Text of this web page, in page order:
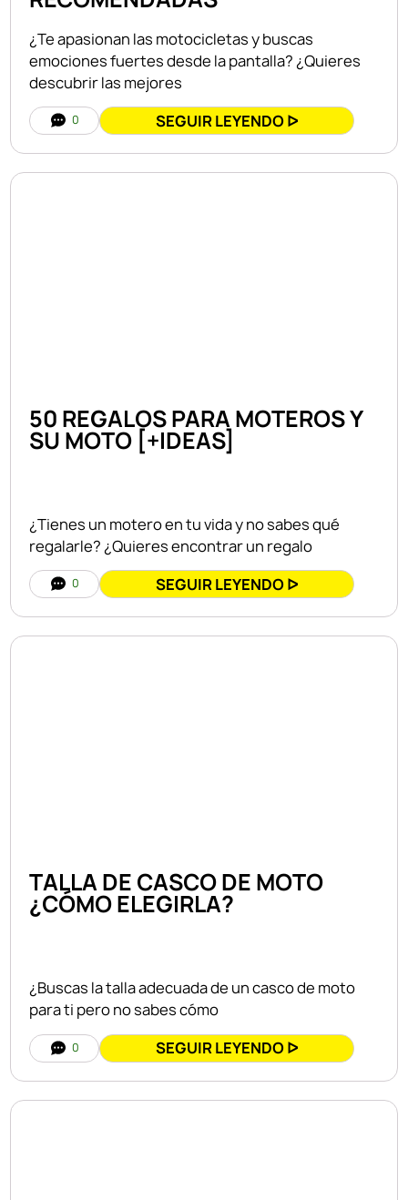
¿Te apasionan las motocicletas y buscas
emociones fuertes desde la pantalla? ¿Quieres
descubrir las mejores
0 SEGUIR LEYENDO ᐅ
50 REGALOS PARA MOTEROS Y
SU MOTO [+IDEAS]
¿Tienes un motero en tu vida y no sabes qué
regalarle? ¿Quieres encontrar un regalo
0 SEGUIR LEYENDO ᐅ
TALLA DE CASCO DE MOTO
¿CÓMO ELEGIRLA?
¿Buscas la talla adecuada de un casco de moto
para ti pero no sabes cómo
0 SEGUIR LEYENDO ᐅ